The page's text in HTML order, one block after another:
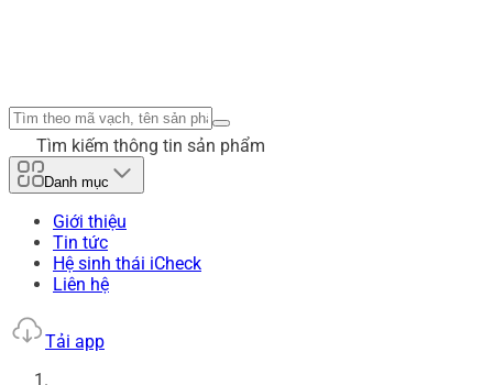
Tìm kiếm thông tin sản phẩm
Danh mục
Giới thiệu
Tin tức
Hệ sinh thái iCheck
Liên hệ
Tải app